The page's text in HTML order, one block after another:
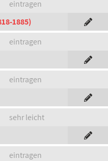
eintragen
1885)
eintragen
eintragen
sehr leicht
eintragen